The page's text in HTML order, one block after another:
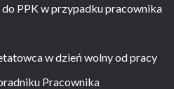
PPK w przypadku pracownika
w dzień wolny od pracy
Pracownika